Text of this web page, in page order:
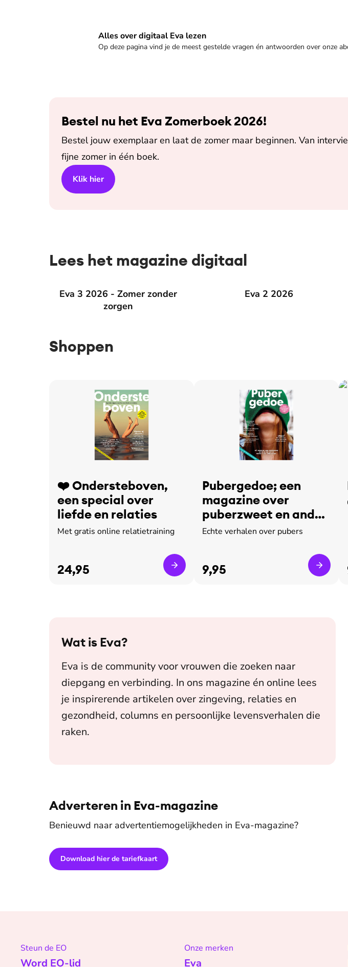
Alles over digitaal Eva lezen
Op deze pagina vind je de meest gestelde vragen én antwoorden over onze
Veelgestelde vragen
Bestel nu het Eva Zomerboek 2026!
Bestel jouw exemplaar en laat de zomer maar beginnen. Van
fijne zomer in één boek.
Klik hier
Lees het magazine digitaal
Eva 3 2026 - Zomer zonder
zorgen
Eva 3 2026 - Zomer zonder zorgen Eva 2 2026
Shoppen
❤️ Ondersteboven,
een special over
liefde en relaties
Met gratis online relatietraining
24,95
Pubergedoe; een
magazine over
puberzweet en ander
leed
Echte verhalen over pubers
9,95
Wat is Eva?
Eva is de community voor vrouwen die zoeken naar
diepgang en verbinding. In ons magazine én online lees
je inspirerende artikelen over zingeving, relaties en
gezondheid, columns en persoonlijke levensverhalen die
raken.
Adverteren in Eva-magazine
Benieuwd naar advertentiemogelijkheden in Eva-magazine?
Download hier de tariefkaart
Steun de EO
Word EO-lid
Onze merken
Eva